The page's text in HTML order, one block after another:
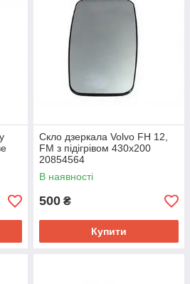
Скло дзеркала Volvo FH 12,
FM з підігрівом 430x200
20854564
В наявності
500 ₴
Купити